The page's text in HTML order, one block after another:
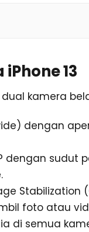
13
kamera
dengan
dengan sudut
foto atau
di semua